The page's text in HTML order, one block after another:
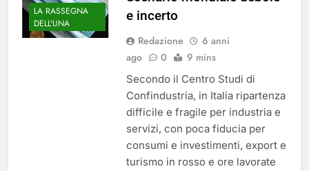
LA RASSEGNA
DELL'UNA
e incerto
Redazione
6 anni
ago
0 9 mins
Secondo il Centro Studi di
Confindustria, in Italia ripartenza
difficile e fragile per industria e
servizi, con poca fiducia per
consumi e investimenti, export e
turismo in rosso e ore lavorate